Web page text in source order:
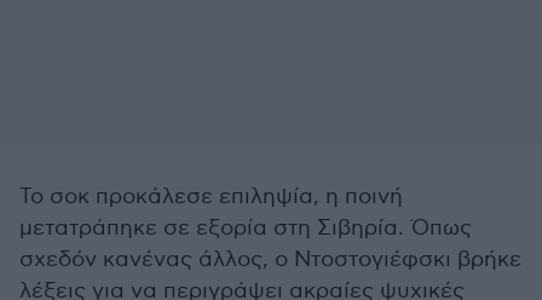
Το σοκ προκάλεσε επιληψία, η ποινή
μετατράπηκε σε εξορία στη Σιβηρία. Όπως
σχεδόν κανένας άλλος, ο Ντοστογιέφσκι βρήκε
λέξεις για να περιγράψει ακραίες ψυχικές